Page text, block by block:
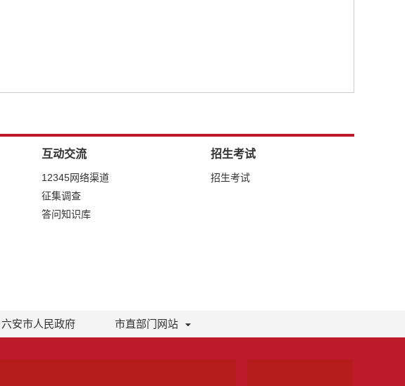
互动交流
12345网络渠道
征集调查
答问知识库
招生考试
招生考试
六安市人民政府 市直部门网站